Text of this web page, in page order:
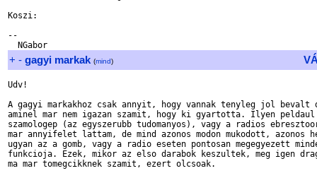
Koszi:
--
+ - gagyi markak (mind)
Udv!
A gagyi markakhoz csak annyit, hogy vannak tenyleg jol bevalt
aminel mar nem igazan szamit, hogy ki gyartotta. Ilyen peldaul
szamologep (az egyszerubb tudomanyos), vagy a radios
mar annyifelet lattam, de mind azonos modon mukodott, azonos
ugyan az a gomb, vagy a radio eseten pontosan megegyezett
funkcioja. Ezek, mikor az elso darabok keszultek, meg igen
ma mar tomegcikknek szamit, ezert olcsoak.